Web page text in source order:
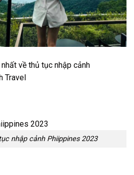
về thủ tục nhập cảnh
Travel
nhập cảnh Phiippines 2023